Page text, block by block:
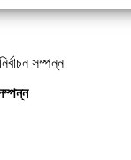
সম্পন্ন